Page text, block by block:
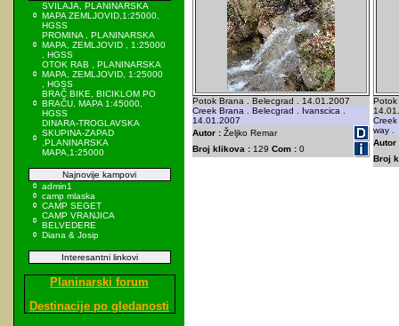
SVILAJA, PLANINARSKA
MAPA ZEMLJOVID,1:25000,
HGSS
PROMINA , PLANINARSKA
MAPA, ZEMLJOVID , 1:25000
, HGSS
OTOK RAB , PLANINARSKA
MAPA, ZEMLJOVID, 1:25000
, HGSS
BRAČ BIKE, BICIKLOM PO
BRAČU, MAPA 1:45000,
HGSS
DINARA-TROGLAVSKA
SKUPINA-ZAPAD
,PLANINARSKA
MAPA,1:25000
Najnovije kampovi
admin1
camp mlaska
CAMP SEGET
CAMP VRANJICA
BELVEDERE
Diana & Josip
Interesantni linkovi
Planinarski forum
Destinacije po gledanosti
Potok Brana . Belecgrad . 14.01.2007
Creek Brana . Belecgrad . Ivanscica .
14.01.2007
Autor : Željko Remar
Broj klikova : 129 Com : 0
Potok
way .
Autor
Broj